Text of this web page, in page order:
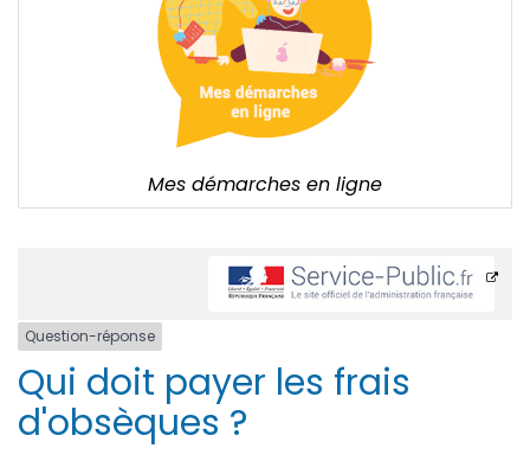
Mes démarches en ligne
Question-réponse
Qui doit payer les frais
d'obsèques ?